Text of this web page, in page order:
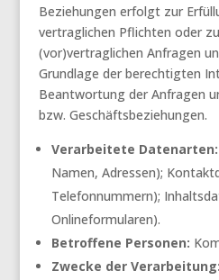
Beziehungen erfolgt zur
vertraglichen Pflichten oder
(vor)vertraglichen Anfragen
Grundlage der berechtigten
Beantwortung der Anfragen
bzw. Geschäftsbeziehungen.
Verarbeitete Datenarten:
Namen, Adressen);
Telefonnummern);
Onlineformularen).
Betroffene Personen:
Zwecke der Verarbeitung: